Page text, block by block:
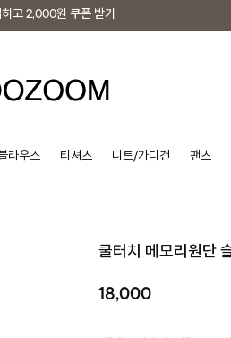
고 2,000원 쿠폰 받기
라우스 티셔츠 니트/가디건 팬츠
쿨터치 메모리원단
18,000